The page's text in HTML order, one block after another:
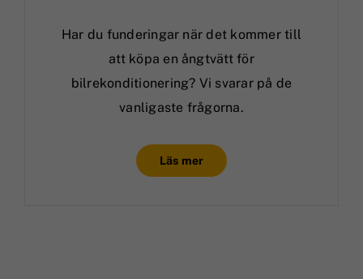
Har du funderingar när det kommer till
att köpa en ångtvätt för
bilrekonditionering? Vi svarar på de
vanligaste frågorna.
Läs mer